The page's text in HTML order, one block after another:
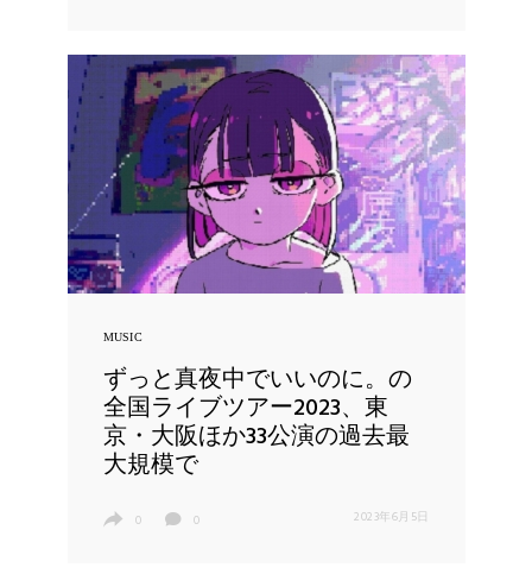
MUSIC
ずっと真夜中でいいのに。の
全国ライブツアー2023、東
京・大阪ほか33公演の過去最
大規模で
0 0 2023年6月5日